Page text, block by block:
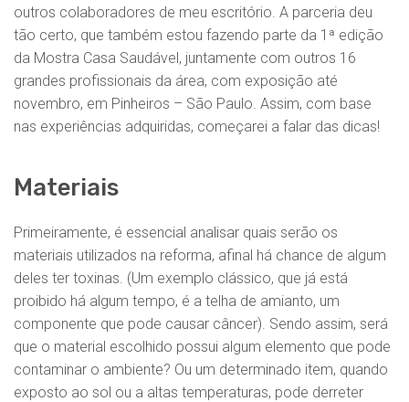
outros colaboradores de meu escritório. A parceria deu
tão certo, que também estou fazendo parte da 1ª edição
da Mostra Casa Saudável, juntamente com outros 16
grandes profissionais da área, com exposição até
novembro, em Pinheiros – São Paulo. Assim, com base
nas experiências adquiridas, começarei a falar das dicas!
Materiais
Primeiramente, é essencial analisar quais serão os
materiais utilizados na reforma, afinal há chance de algum
deles ter toxinas. (Um exemplo clássico, que já está
proibido há algum tempo, é a telha de amianto, um
componente que pode causar câncer). Sendo assim, será
que o material escolhido possui algum elemento que pode
contaminar o ambiente? Ou um determinado item, quando
exposto ao sol ou a altas temperaturas, pode derreter